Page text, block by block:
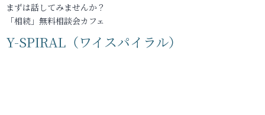
まずは話してみませんか？
「相続」無料相談会カフェ
Y-SPIRAL（ワイスパイラル）